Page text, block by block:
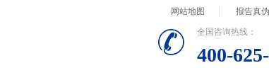
网站地图 报告真
全国咨询热线：
400-